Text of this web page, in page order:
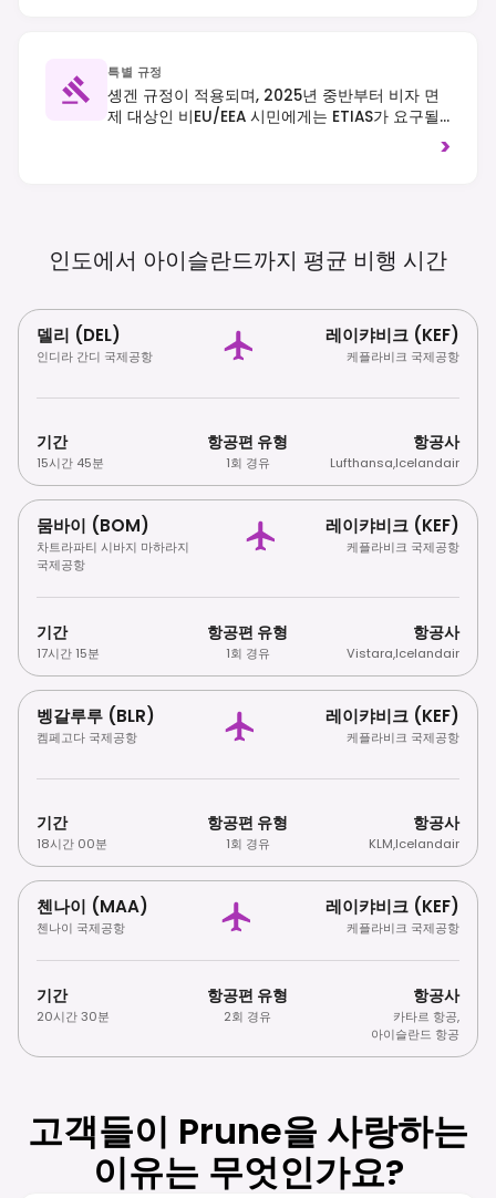
특별 규정
솅겐 규정이 적용되며, 2025년 중반부터 비자 면
제 대상인 비EU/EEA 시민에게는 ETIAS가 요구될
것입니다. 도로 우측 통행을 준수하고, 섬세한 환경
을 보호하기 위해 항상 지정된 트레일을 이용하십>
인도에서 아이슬란드까지 평균 비행 시간
델리 (DEL)
인디라 간디 국제공항
레이캬비크 (KEF)
케플라비크 국제공항
기간
15시간 45분
항공편 유형
1회 경유
항공사
Lufthansa,Icelandair
뭄바이 (BOM)
차트라파티 시바지 마하라지
국제공항
레이캬비크 (KEF)
케플라비크 국제공항
기간
17시간 15분
항공편 유형
1회 경유
항공사
Vistara,Icelandair
벵갈루루 (BLR)
켐페고다 국제공항
레이캬비크 (KEF)
케플라비크 국제공항
기간
18시간 00분
항공편 유형
1회 경유
항공사
KLM,Icelandair
첸나이 (MAA)
첸나이 국제공항
레이캬비크 (KEF)
케플라비크 국제공항
기간
20시간 30분
항공편 유형
2회 경유
항공사
카타르 항공,
아이슬란드 항공
고객들이 Prune을 사랑하는
이유는 무엇인가요?